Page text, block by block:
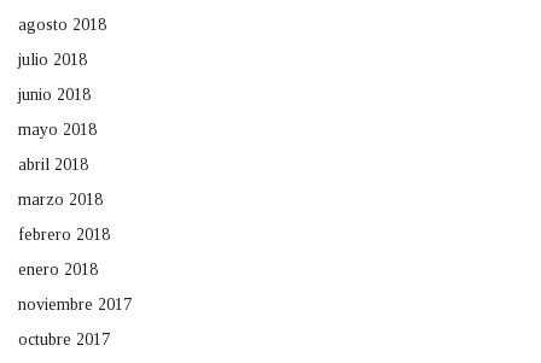
agosto 2018
julio 2018
junio 2018
mayo 2018
abril 2018
marzo 2018
febrero 2018
enero 2018
noviembre 2017
octubre 2017